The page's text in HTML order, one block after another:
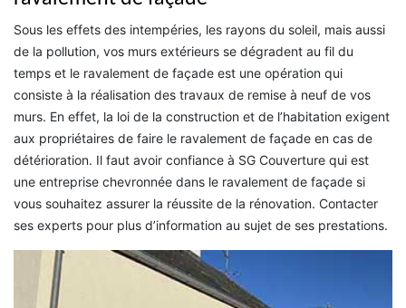
Sous les effets des intempéries, les rayons du soleil, mais aussi
de la pollution, vos murs extérieurs se dégradent au fil du
temps et le ravalement de façade est une opération qui
consiste à la réalisation des travaux de remise à neuf de vos
murs. En effet, la loi de la construction et de l’habitation exigent
aux propriétaires de faire le ravalement de façade en cas de
détérioration. Il faut avoir confiance à SG Couverture qui est
une entreprise chevronnée dans le ravalement de façade si
vous souhaitez assurer la réussite de la rénovation. Contacter
ses experts pour plus d’information au sujet de ses prestations.